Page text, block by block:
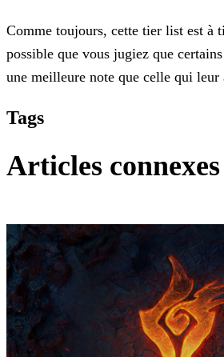
Comme toujours, cette tier list est à
possible que vous jugiez que
une meilleure note que celle qui leur
Tags
Articles connexes